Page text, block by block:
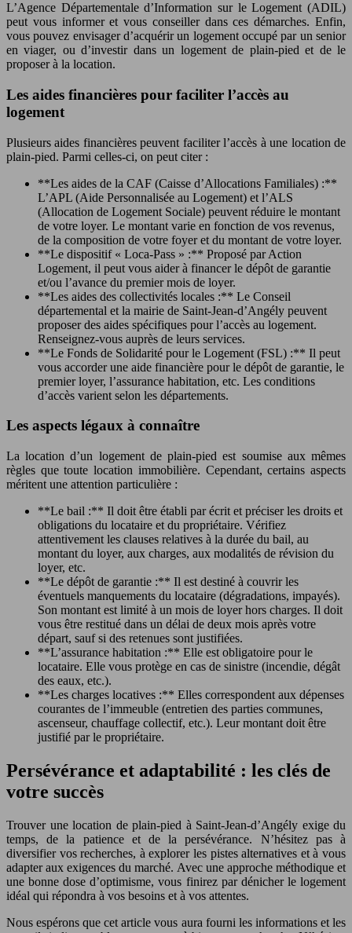
L’Agence Départementale d’Information sur le Logement (ADIL)
peut vous informer et vous conseiller dans ces démarches. Enfin,
vous pouvez envisager d’acquérir un logement occupé par un senior
en viager, ou d’investir dans un logement de plain-pied et de le
proposer à la location.
Les aides financières pour faciliter l’accès au
logement
Plusieurs aides financières peuvent faciliter l’accès à une location de
plain-pied. Parmi celles-ci, on peut citer :
**Les aides de la CAF (Caisse d’Allocations Familiales) :**
L’APL (Aide Personnalisée au Logement) et l’ALS
(Allocation de Logement Sociale) peuvent réduire le montant
de votre loyer. Le montant varie en fonction de vos revenus,
de la composition de votre foyer et du montant de votre loyer.
**Le dispositif « Loca-Pass » :** Proposé par Action
Logement, il peut vous aider à financer le dépôt de garantie
et/ou l’avance du premier mois de loyer.
**Les aides des collectivités locales :** Le Conseil
départemental et la mairie de Saint-Jean-d’Angély peuvent
proposer des aides spécifiques pour l’accès au logement.
Renseignez-vous auprès de leurs services.
**Le Fonds de Solidarité pour le Logement (FSL) :** Il peut
vous accorder une aide financière pour le dépôt de garantie, le
premier loyer, l’assurance habitation, etc. Les conditions
d’accès varient selon les départements.
Les aspects légaux à connaître
La location d’un logement de plain-pied est soumise aux mêmes
règles que toute location immobilière. Cependant, certains aspects
méritent une attention particulière :
**Le bail :** Il doit être établi par écrit et préciser les droits et
obligations du locataire et du propriétaire. Vérifiez
attentivement les clauses relatives à la durée du bail, au
montant du loyer, aux charges, aux modalités de révision du
loyer, etc.
**Le dépôt de garantie :** Il est destiné à couvrir les
éventuels manquements du locataire (dégradations, impayés).
Son montant est limité à un mois de loyer hors charges. Il doit
vous être restitué dans un délai de deux mois après votre
départ, sauf si des retenues sont justifiées.
**L’assurance habitation :** Elle est obligatoire pour le
locataire. Elle vous protège en cas de sinistre (incendie, dégât
des eaux, etc.).
**Les charges locatives :** Elles correspondent aux dépenses
courantes de l’immeuble (entretien des parties communes,
ascenseur, chauffage collectif, etc.). Leur montant doit être
justifié par le propriétaire.
Persévérance et adaptabilité : les clés de
votre succès
Trouver une location de plain-pied à Saint-Jean-d’Angély exige du
temps, de la patience et de la persévérance. N’hésitez pas à
diversifier vos recherches, à explorer les pistes alternatives et à vous
adapter aux exigences du marché. Avec une approche méthodique et
une bonne dose d’optimisme, vous finirez par dénicher le logement
idéal qui répondra à vos besoins et à vos attentes.
Nous espérons que cet article vous aura fourni les informations et les